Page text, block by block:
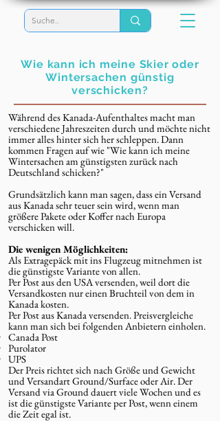
Wie kann ich meine Skier oder
Wintersachen günstig
verschicken?
Während des Kanada-Aufenthaltes macht man
verschiedene Jahreszeiten durch und möchte nicht
immer alles hinter sich her schleppen. Dann
kommen Fragen auf wie "Wie kann ich meine
Wintersachen am günstigsten zurück nach
Deutschland schicken?"
Grundsätzlich kann man sagen, dass ein Versand
aus Kanada sehr teuer sein wird, wenn man
größere Pakete oder Koffer nach Europa
verschicken will.
Die wenigen Möglichkeiten:
Als Extragepäck mit ins Flugzeug mitnehmen ist
die günstigste Variante von allen.
Per Post aus den USA versenden, weil dort die
Versandkosten nur einen Bruchteil von dem in
Kanada kosten.
Per Post aus Kanada versenden. Preisvergleiche
kann man sich bei folgenden Anbietern einholen.
Canada Post
Purolator
UPS
Der Preis richtet sich nach Größe und Gewicht
und Versandart Ground/Surface oder Air. Der
Versand via Ground dauert viele Wochen und es
ist die günstigste Variante per Post, wenn einem
die Zeit egal ist.